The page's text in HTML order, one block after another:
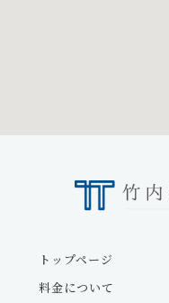
トップページ
料金について